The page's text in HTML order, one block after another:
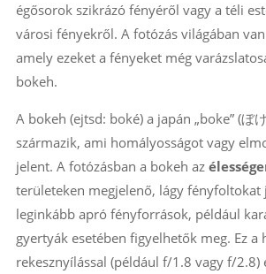
égősorok szikrázó fényéről vagy a téli
városi fényekről. A fotózás világában
amely ezeket a fényeket még
bokeh.
A bokeh (ejtsd: boké) a japán „boke” (ぼ
származik, ami homályosságot vagy
jelent. A fotózásban a bokeh az
területeken megjelenő, lágy fényfoltokat
leginkább apró fényforrások, például
gyertyák esetében figyelhetők meg. Ez a
rekesznyílással (például f/1.8 vagy f/2.8)